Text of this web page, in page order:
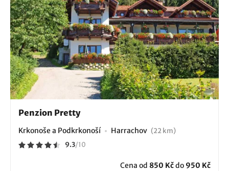
Penzion Pretty
Krkonoše a Podkrkonoší Harrachov (22 km)
9.3/10
Cena od 850 Kčdo 950 Kč